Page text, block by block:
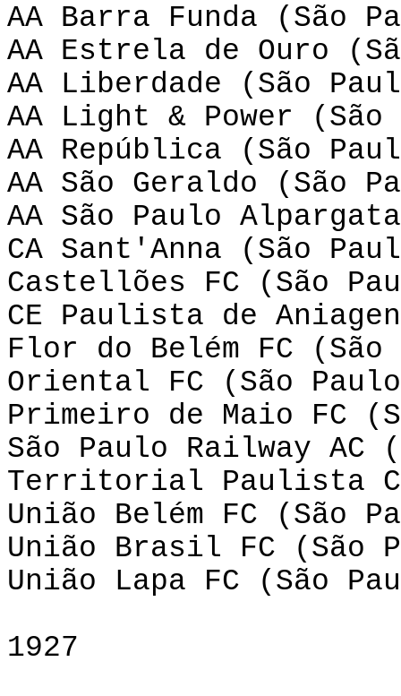
AA Barra Funda (São
AA Estrela de Ouro
AA Liberdade (São
AA Light & Power (São
AA República (São
AA São Geraldo (São
AA São Paulo
CA Sant'Anna (São
Castellões FC (São
CE Paulista de
Flor do Belém FC (São
Oriental FC (São
Primeiro de Maio FC
São Paulo Railway AC
Territorial Paulista C
União Belém FC (São
União Brasil FC (São
União Lapa FC (São
1927